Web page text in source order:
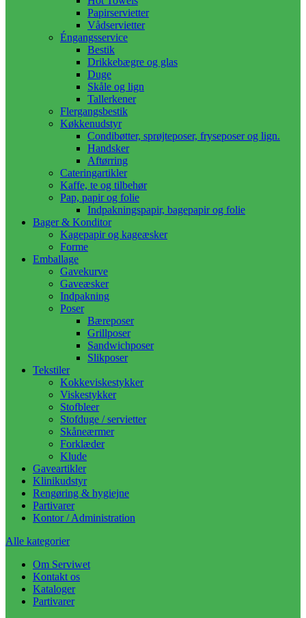
Papirservietter
Vådservietter
Éngangsservice
Bestik
Drikkebægre og glas
Duge
Skåle og lign
Tallerkener
Flergangsbestik
Køkkenudstyr
Condibøtter, sprøjteposer, fryseposer og lign.
Handsker
Aftørring
Cateringartikler
Kaffe, te og tilbehør
Pap, papir og folie
Indpakningspapir, bagepapir og folie
Bager & Konditor
Kagepapir og kageæsker
Forme
Emballage
Gavekurve
Gaveæsker
Indpakning
Poser
Bæreposer
Grillposer
Sandwichposer
Slikposer
Tekstiler
Kokkeviskestykker
Viskestykker
Stofbleer
Stofduge / servietter
Skåneærmer
Forklæder
Klude
Gaveartikler
Klinikudstyr
Rengøring & hygiejne
Partivarer
Kontor / Administration
Alle kategorier
Om Serviwet
Kontakt os
Kataloger
Partivarer